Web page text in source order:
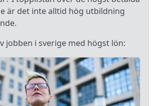
är det inte alltid hög utbildning
jobben i sverige med högst lön: